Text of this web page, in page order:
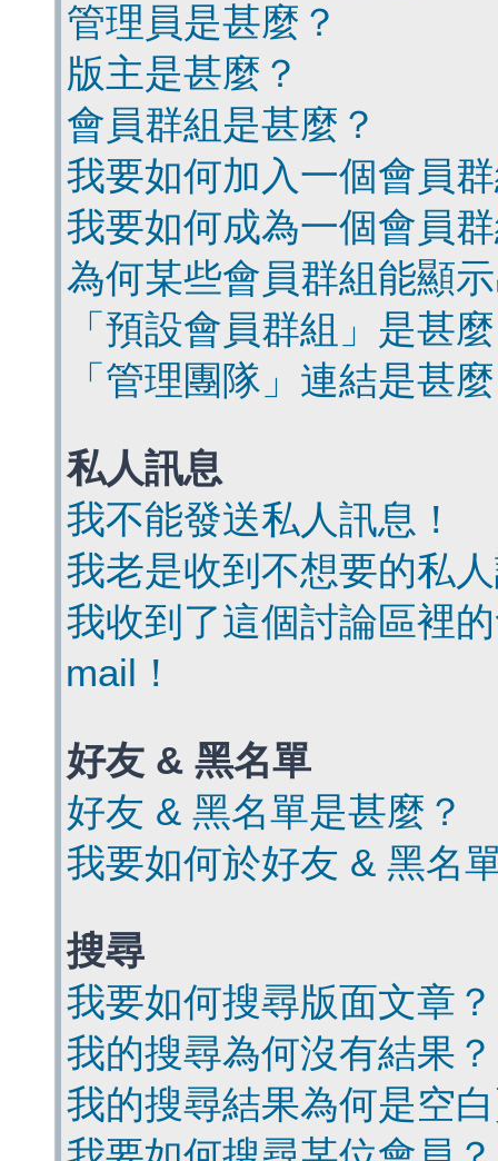
管理員是甚麼？
版主是甚麼？
會員群組是甚麼？
我要如何加入一個會員
我要如何成為一個會員
為何某些會員群組能顯
「預設會員群組」是甚
「管理團隊」連結是甚
私人訊息
我不能發送私人訊息！
我老是收到不想要的私
我收到了這個討論區裡
mail！
好友 & 黑名單
好友 & 黑名單是甚麼？
我要如何於好友 & 黑名
搜尋
我要如何搜尋版面文章？
我的搜尋為何沒有結果？
我的搜尋結果為何是空